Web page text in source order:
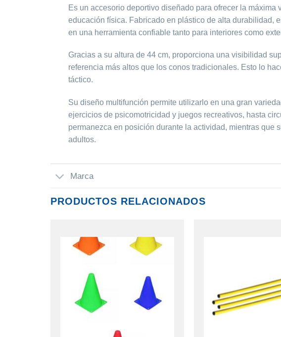
Es un accesorio deportivo diseñado para ofrecer la
educación física. Fabricado en plástico de alta durabilidad,
en una herramienta confiable tanto para interiores como
Gracias a su altura de 44 cm, proporciona una visibilidad
referencia más altos que los conos tradicionales. Esto lo
táctico.
Su diseño multifunción permite utilizarlo en una gran
ejercicios de psicomotricidad y juegos recreativos, hasta
permanezca en posición durante la actividad, mientras
adultos.
Marca
PRODUCTOS RELACIONADOS